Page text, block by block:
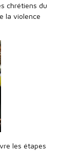
chrétiens du
la violence
les étapes